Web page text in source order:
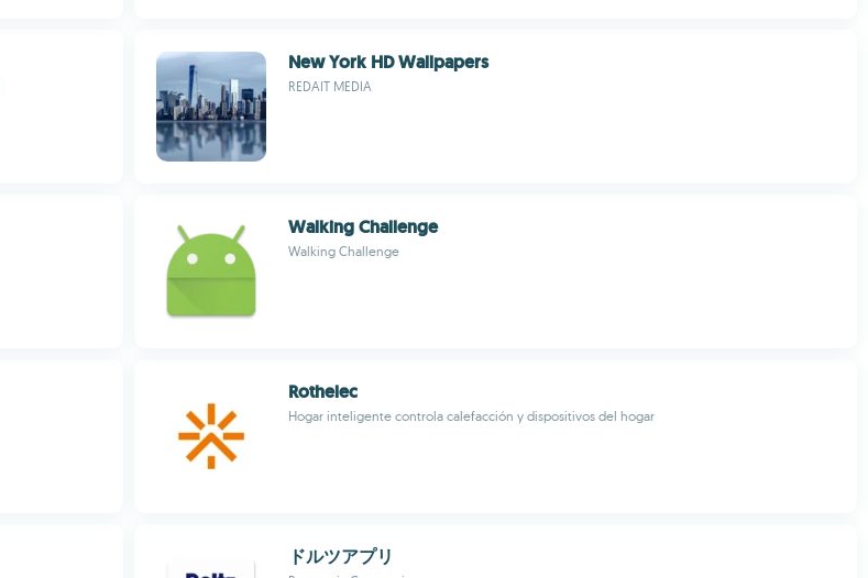
New York HD Wallpapers
REDAIT MEDIA
Walking Challenge
Walking Challenge
Rothelec
Hogar inteligente controla calefacción y dispositivos del hogar
ドルツアプリ